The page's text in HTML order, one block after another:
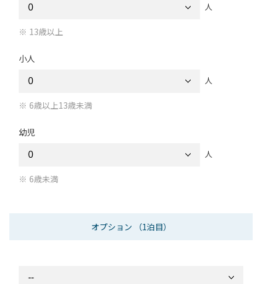
人
13歳以上
小人
人
6歳以上13歳未満
幼児
人
6歳未満
オプション （1泊目）